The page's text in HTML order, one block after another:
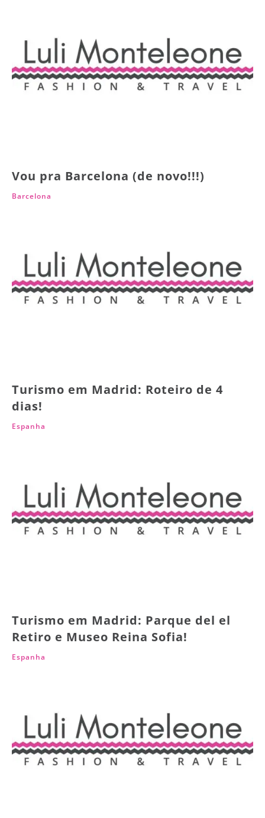
Vou pra Barcelona (de novo!!!)
Barcelona
Turismo em Madrid: Roteiro de 4
dias!
Espanha
Turismo em Madrid: Parque del el
Retiro e Museo Reina Sofia!
Espanha